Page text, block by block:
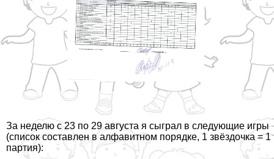
За неделю с 23 по 29 августа я сыграл в следующие игры
(список составлен в алфавитном порядке, 1 звёздочка = 1
партия):